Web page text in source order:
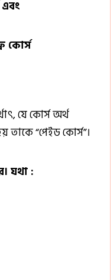
কোর্স
যে কোর্স অর্থ
তাকে “পেইড কোর্স”।
যথা :